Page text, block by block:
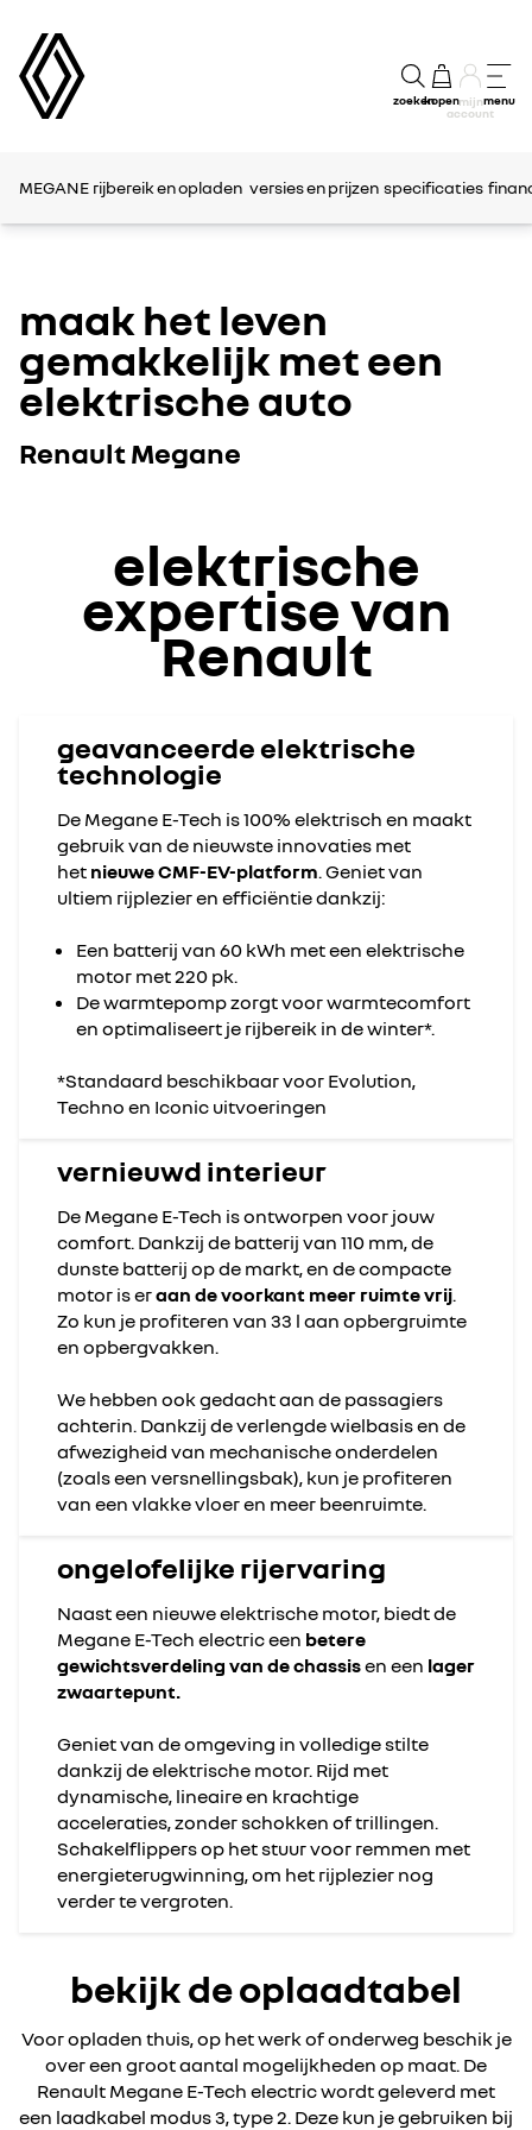
zoekenkopenmijn
account
menu
MEGANE rijbereik en opladen versies en prijzen specificaties
maak het leven
gemakkelijk met een
elektrische auto
Renault Megane
elektrische
expertise van
Renault
geavanceerde elektrische
technologie
De Megane E-Tech is 100% elektrisch en maakt
gebruik van de nieuwste innovaties met
het nieuwe CMF-EV-platform. Geniet van
ultiem rijplezier en efficiëntie dankzij:
Een batterij van 60 kWh met een elektrische
motor met 220 pk.
De warmtepomp zorgt voor warmtecomfort
en optimaliseert je rijbereik in de winter*.
*Standaard beschikbaar voor Evolution,
Techno en Iconic uitvoeringen
vernieuwd interieur
De Megane E-Tech is ontworpen voor jouw
comfort. Dankzij de batterij van 110 mm, de
dunste batterij op de markt, en de compacte
motor is eraan de voorkant meer ruimte vrij.
Zo kun je profiteren van 33 l aan opbergruimte
en opbergvakken.
We hebben ook gedacht aan de passagiers
achterin. Dankzij de verlengde wielbasis en de
afwezigheid van mechanische onderdelen
(zoals een versnellingsbak), kun je profiteren
van een vlakke vloer en meer beenruimte.
ongelofelijke rijervaring
Naast een nieuwe elektrische motor, biedt de
Megane E-Tech electric een betere
gewichtsverdeling van de chassisen een lager
zwaartepunt.
Geniet van de omgeving in volledige stilte
dankzij de elektrische motor. Rijd met
dynamische, lineaire en krachtige
acceleraties, zonder schokken of trillingen.
Schakelflippers op het stuur voor remmen met
energieterugwinning, om het rijplezier nog
verder te vergroten.
bekijk de oplaadtabel
Voor opladen thuis, op het werk of onderweg beschik je
over een groot aantal mogelijkheden op maat. De
Renault Megane E-Tech electric wordt geleverd met
een laadkabel modus 3, type 2. Deze kun je gebruiken bij